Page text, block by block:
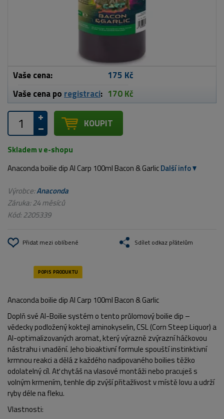
Vaše cena:
175 Kč
Vaše cena po registraci: 170 Kč
KOUPIT
Skladem v e-shopu
Anaconda boilie dip AI Carp 100ml Bacon & GarlicDalší info
Výrobce:Anaconda
Záruka: 24 měsíců
Kód:2205339
Přidat mezi oblíbené Sdílet odkaz přátelům
Anaconda boilie dip AI Carp 100ml Bacon & Garlic
Doplň své AI-Boilie systém o tento průlomový boilie dip –
vědecky podložený koktejl aminokyselin, CSL (Corn Steep Liquor) a
AI-optimalizovaných aromat, který výrazně zvýrazní háčkovou
nástrahu i vnadění. Jeho bioaktivní formule spouští instinktivní
krmnou reakci a dělá z každého nadipovaného boilies těžko
odolatelný cíl. Ať chytáš na vlasové montáži nebo pracuješ s
volným krmením, tenhle dip zvýší přitažlivost v místě lovu a udrží
ryby déle na fleku.
Vlastnosti: